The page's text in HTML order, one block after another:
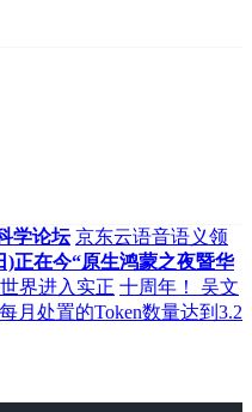
学论坛 京东云语音语义领
)正在今“原生鸿蒙之夜暨华
界进入实正 十周年！ 吴文
月处置的Token数量达到3.2